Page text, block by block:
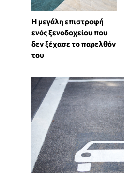
Η μεγάλη επιστροφή
ενός ξενοδοχείου που
δεν ξέχασε το παρελθόν
του